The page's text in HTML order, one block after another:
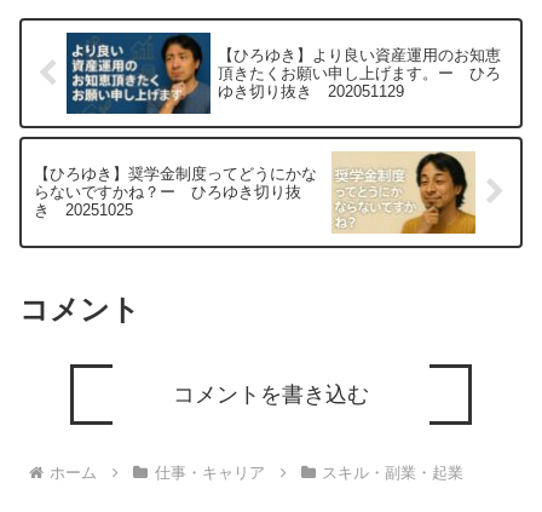
【ひろゆき】より良い資産運用のお知恵
頂きたくお願い申し上げます。ー ひろ
ゆき切り抜き 202051129
【ひろゆき】奨学金制度ってどうにかな
らないですかね？ー ひろゆき切り抜
き 20251025
コメント
コメントを書き込む
ホーム 仕事・キャリア スキル・副業・起業